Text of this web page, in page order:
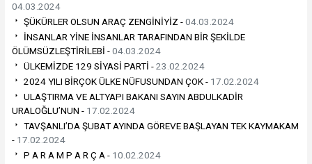
04.03.2024
ŞÜKÜRLER OLSUN ARAÇ ZENGİNİYİZ -04.03.2024
İNSANLAR YİNE İNSANLAR TARAFINDAN BİR ŞEKİLDE
ÖLÜMSÜZLEŞTİRİLEBİ -04.03.2024
ÜLKEMİZDE 129 SİYASİ PARTİ -23.02.2024
2024 YILI BİRÇOK ÜLKE NÜFUSUNDAN ÇOK - 17.02.2024
ULAŞTIRMA VE ALTYAPI BAKANI SAYIN ABDULKADİR
URALOĞLU’NUN - 17.02.2024
TAVŞANLI’DA ŞUBAT AYINDA GÖREVE BAŞLAYAN TEK KAYMAKAM
- 17.02.2024
P A R A M P A R Ç A - 10.02.2024